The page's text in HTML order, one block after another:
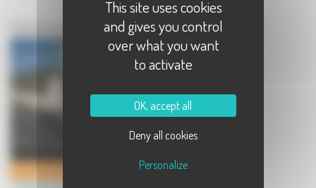
Informatique à Noidans lès Vesoul
Maintenance Informatique à Noidans lès Vesoul - 1 résultat(s)
VESOUL INFORMATIQUE pour
particuliers et professionnels
Vente de matériel informatique, a
VESOUL INFORMATIQUE
This site uses cookies
and gives you control
over what you want
to activate
OK, accept all
Deny all cookies
Personalize